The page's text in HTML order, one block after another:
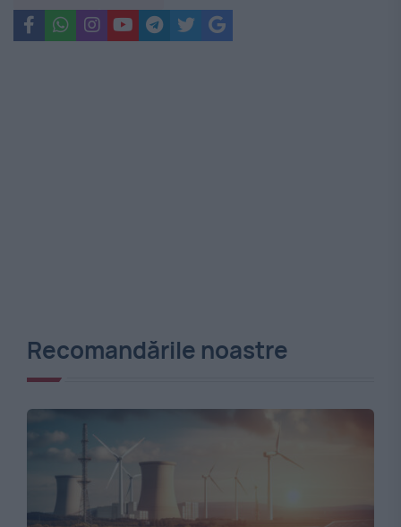
Recomandările noastre